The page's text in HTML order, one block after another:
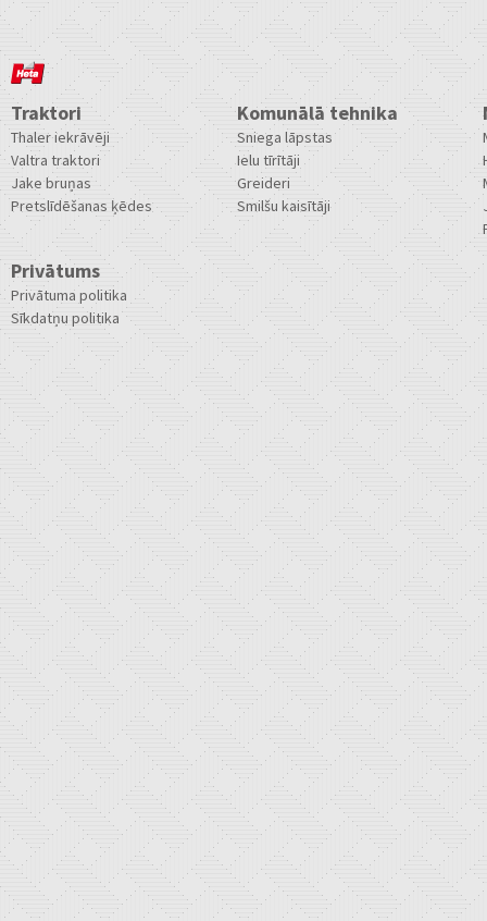
Traktori
Thaler iekrāvēji
Valtra traktori
Jake bruņas
Pretslīdēšanas ķēdes
Komunālā tehnika
Sniega lāpstas
Ielu tīrītāji
Greideri
Smilšu kaisītāji
Privātums
Privātuma politika
Sīkdatņu politika